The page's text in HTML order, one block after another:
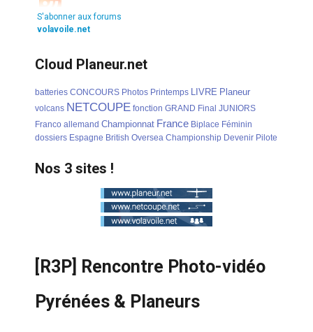
S'abonner aux forums
volavoile.net
Cloud Planeur.net
batteries CONCOURS Photos Printemps LIVRE Planeur
volcans NETCOUPE fonction GRAND Final JUNIORS
Franco allemand Championnat France Biplace Féminin
dossiers Espagne British Oversea Championship Devenir Pilote
Nos 3 sites !
[R3P] Rencontre Photo-vidéo
Pyrénées & Planeurs